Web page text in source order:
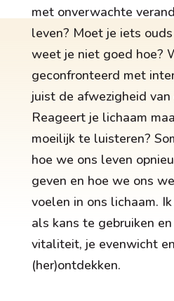
met onverwachte
leven? Moet je iets
weet je niet goed hoe?
geconfronteerd met
juist de afwezigheid van
Reageert je lichaam
moeilijk te luisteren?
hoe we ons leven
geven en hoe we ons
voelen in ons lichaam.
als kans te gebruiken
vitaliteit, je evenwicht
(her)ontdekken.